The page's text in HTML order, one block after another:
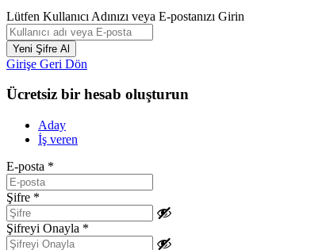
Lütfen Kullanıcı Adınızı veya E-postanızı Girin
Girişe Geri Dön
Ücretsiz bir hesab oluşturun
Aday
İş veren
E-posta *
Şifre *
Şifreyi Onayla *